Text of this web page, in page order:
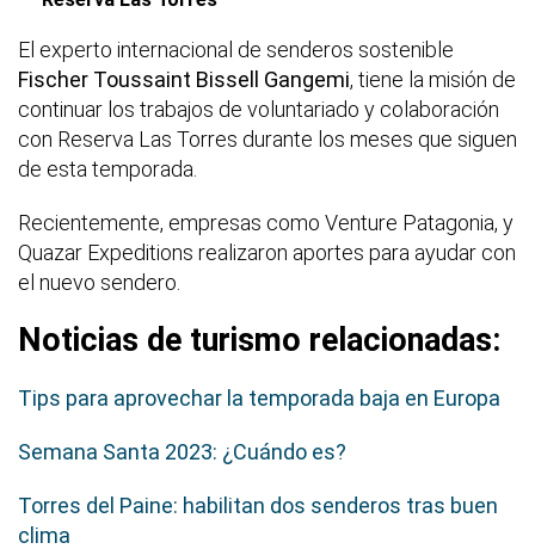
El experto internacional de senderos sostenible
Fischer Toussaint Bissell Gangemi, tiene la misión de
continuar los trabajos de voluntariado y colaboración
con Reserva Las Torres durante los meses que siguen
de esta temporada.
Recientemente, empresas como Venture Patagonia, y
Quazar Expeditions realizaron aportes para ayudar con
el nuevo sendero.
Noticias de turismo relacionadas:
Tips para aprovechar la temporada baja en Europa
Semana Santa 2023: ¿Cuándo es?
Torres del Paine: habilitan dos senderos tras buen
clima